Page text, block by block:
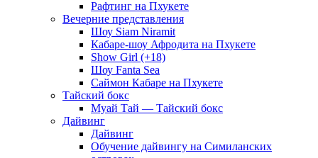
Рафтинг на Пхукете
Вечерние представления
Шоу Siam Niramit
Кабаре-шоу Афродита на Пхукете
Show Girl (+18)
Шоу Fanta Sea
Саймон Кабаре на Пхукете
Тайский бокс
Муай Тай — Тайский бокс
Дайвинг
Дайвинг
Обучение дайвингу на Симиланских